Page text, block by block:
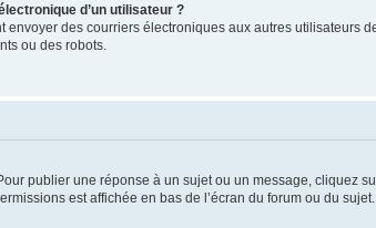
d’un utilisateur ?
des courriers électroniques aux autres utilisateurs
ou des robots.
publier une réponse à un sujet ou un message, cliquez
est affichée en bas de l’écran du forum ou du